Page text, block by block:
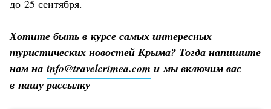
до 25 сентября.
Хотите быть в курсе самых интересных
туристических новостей Крыма? Тогда напишите
нам на info@travelcrimea.com и мы включим вас
в нашу рассылку